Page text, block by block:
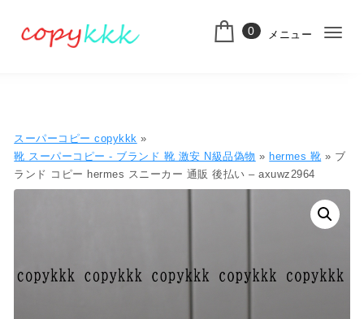
0 メニュー
ナ
シ
ョ
ン
り
スーパーコピー copykkk »
靴 スーパーコピー - ブランド 靴 激安 N級品偽物 » hermes 靴 » ブ
ランド コピー hermes スニーカー 通販 後払い – axuwz2964